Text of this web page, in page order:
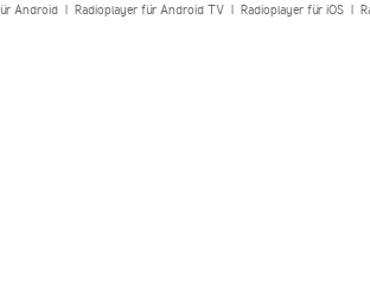
Android| Radioplayer für Android TV| Radioplayer für iOS|